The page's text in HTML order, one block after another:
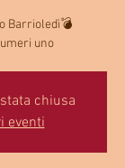
Barrioledì💣
uno
chiusa
eventi